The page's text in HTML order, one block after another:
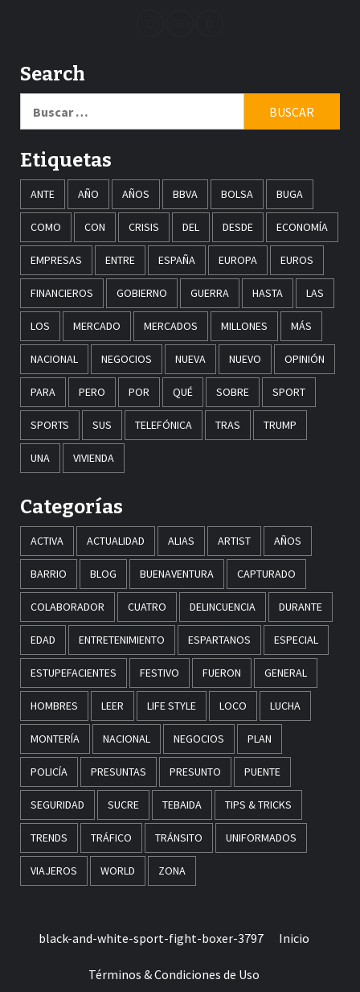
Search
Etiquetas
ANTE AÑO AÑOS BBVA BOLSA BUGA
COMO CON CRISIS DEL DESDE ECONOMÍA
EMPRESAS ENTRE ESPAÑA EUROPA EUROS
FINANCIEROS GOBIERNO GUERRA HASTA LAS
LOS MERCADO MERCADOS MILLONES MÁS
NACIONAL NEGOCIOS NUEVA NUEVO OPINIÓN
PARA PERO POR QUÉ SOBRE SPORT
SPORTS SUS TELEFÓNICA TRAS TRUMP
UNA VIVIENDA
Categorías
ACTIVA ACTUALIDAD ALIAS ARTIST AÑOS
BARRIO BLOG BUENAVENTURA CAPTURADO
COLABORADOR CUATRO DELINCUENCIA DURANTE
EDAD ENTRETENIMIENTO ESPARTANOS ESPECIAL
ESTUPEFACIENTES FESTIVO FUERON GENERAL
HOMBRES LEER LIFE STYLE LOCO LUCHA
MONTERÍA NACIONAL NEGOCIOS PLAN
POLICÍA PRESUNTAS PRESUNTO PUENTE
SEGURIDAD SUCRE TEBAIDA TIPS & TRICKS
TRENDS TRÁFICO TRÁNSITO UNIFORMADOS
VIAJEROS WORLD ZONA
black-and-white-sport-fight-boxer-3797 Inicio
Términos & Condiciones de Uso